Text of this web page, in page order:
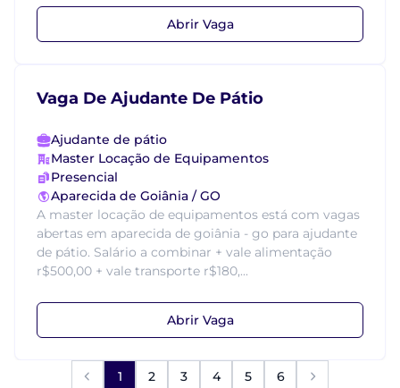
Abrir Vaga
Vaga De Ajudante De Pátio
Ajudante de pátio
Master Locação de Equipamentos
Presencial
Aparecida de Goiânia / GO
A master locação de equipamentos está com vagas
abertas em aparecida de goiânia - go para ajudante
de pátio. Salário a combinar + vale alimentação
r$500,00 + vale transporte r$180,...
Abrir Vaga
1 2 3 4 5 6